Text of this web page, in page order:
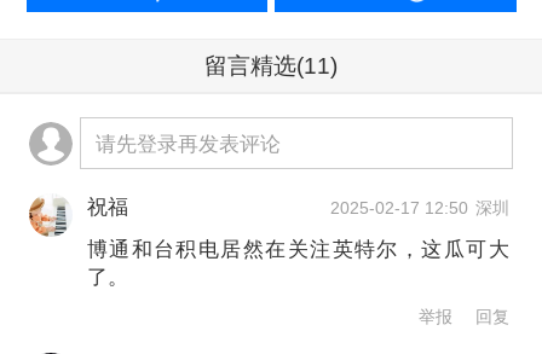
场乐观情绪的是多家公司和机构加码建
仓，押注中国资产。英伟达上周五递交
但减持Arm约44%的股份。老虎环球基
金新增263万股拼多多及37万股小马智
行。高瓴HHLR Advisors前十大重仓股
中，中概股占据8席，其中百济神州、阿
里巴巴为前两大重仓股。市场预计，在
留言精选(11)
请先登录再发表评论
祝福 2025-02-17 12:50 深圳
博通和台积电居然在关注英特尔，这瓜可大
了。
举报 回复